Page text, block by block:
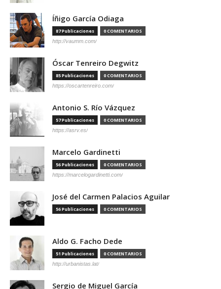
Íñigo García Odiaga
87 Publicaciones 0 COMENTARIOS
http://vaumm.com/
Óscar Tenreiro Degwitz
85 Publicaciones 0 COMENTARIOS
https://oscartenreiro.com/
Antonio S. Río Vázquez
57 Publicaciones 0 COMENTARIOS
https://asrv.es/
Marcelo Gardinetti
56 Publicaciones 0 COMENTARIOS
https://marcelogardinetti.com/
José del Carmen Palacios Aguilar
56 Publicaciones 0 COMENTARIOS
Aldo G. Facho Dede
51 Publicaciones 0 COMENTARIOS
http://urbanistas.lat/
Sergio de Miguel García